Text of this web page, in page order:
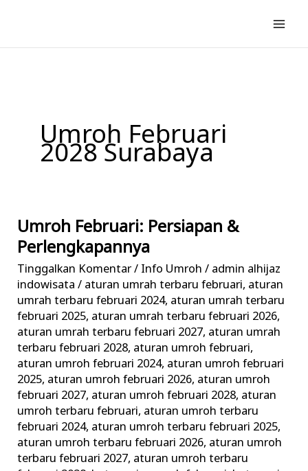
konten
Umroh Februari
2028 Surabaya
Umroh Februari: Persiapan &
Perlengkapannya
Tinggalkan Komentar/ Info Umroh / admin alhijaz
indowisata/ aturan umrah terbaru februari, aturan
umrah terbaru februari 2024, aturan umrah terbaru
februari 2025, aturan umrah terbaru februari 2026,
aturan umrah terbaru februari 2027, aturan umrah
terbaru februari 2028, aturan umroh februari,
aturan umroh februari 2024, aturan umroh februari
2025, aturan umroh februari 2026, aturan umroh
februari 2027, aturan umroh februari 2028, aturan
umroh terbaru februari, aturan umroh terbaru
februari 2024, aturan umroh terbaru februari 2025,
aturan umroh terbaru februari 2026, aturan umroh
terbaru februari 2027, aturan umroh terbaru
Umroh
Februari:
Persiapan
&
Perlengkapannya